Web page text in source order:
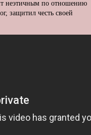
неэтичным по отношению
защитил честь своей